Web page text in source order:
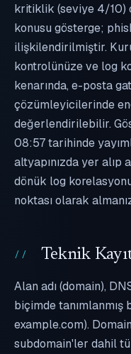
kritiklik (seviye 4/10)
konusu gösterge;
ilişkilendirilmiştir.
kontrolünüze ve log
kenarında, e-posta
çözümleyicilerinde
değerlendirilebilir.
08:57 tarihinde
altyapınızda yer alıp
dönük log
noktası olarak
Teknik
Alan adı (domain),
biçimde tanımlanmış
example.com).
subdomain'ler dahil